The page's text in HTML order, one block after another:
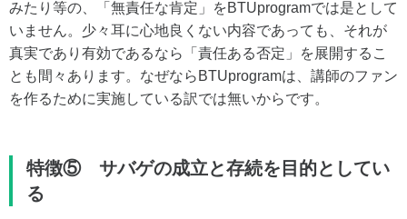
みたり等の、「無責任な肯定」をBTUprogramでは是として
いません。少々耳に心地良くない内容であっても、それが
真実であり有効であるなら「責任ある否定」を展開するこ
とも間々あります。なぜならBTUprogramは、講師のファン
を作るために実施している訳では無いからです。
特徴⑤ サバゲの成立と存続を目的としてい
る